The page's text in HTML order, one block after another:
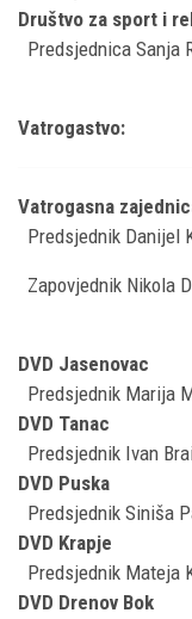
Društvo za sport i
Predsjednica Sanja
Vatrogastvo:
Vatrogasna
Predsjednik Danijel
Zapovjednik Nikola
DVD Jasenovac
Predsjednik Marija
DVD Tanac
Predsjednik Ivan
DVD Puska
Predsjednik Siniša
DVD Krapje
Predsjednik Mateja
DVD Drenov Bok